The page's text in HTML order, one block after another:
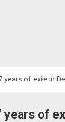
years of exile in
years of